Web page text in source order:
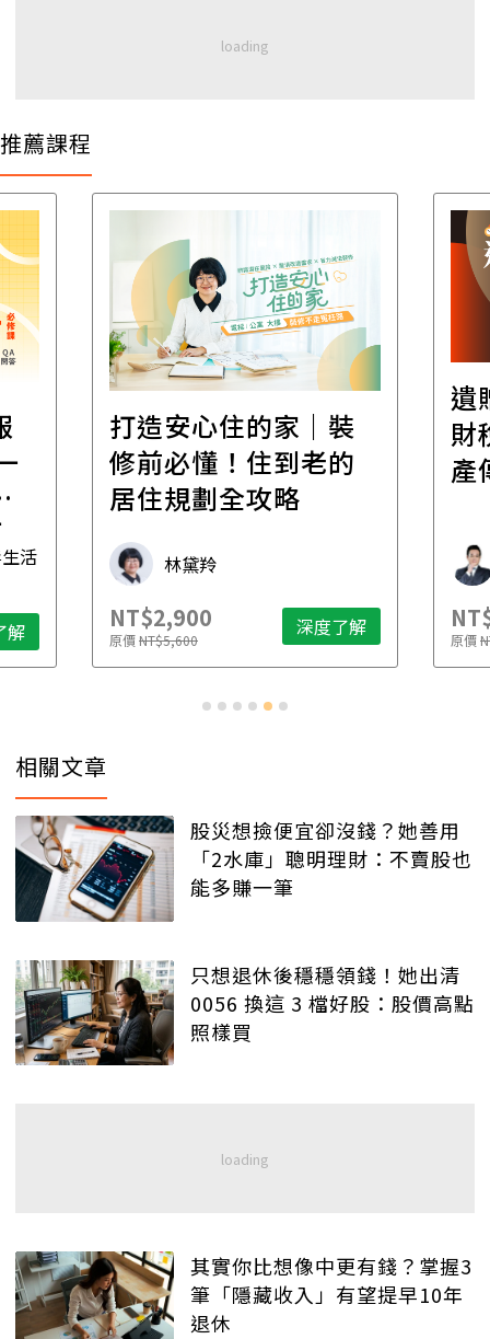
推薦課程
活
解
打造安心住的家｜裝
修前必懂！住到老的
居住規劃全攻略
林黛羚
NT$2,900
原價NT$5,600 深度了解
遺
財
產
原價
相關文章
股災想撿便宜卻沒錢？她善用
「2水庫」聰明理財：不賣股也
能多賺一筆
只想退休後穩穩領錢！她出清
0056 換這 3 檔好股：股價高點
照樣買
其實你比想像中更有錢？掌握3
筆「隱藏收入」有望提早10年
退休